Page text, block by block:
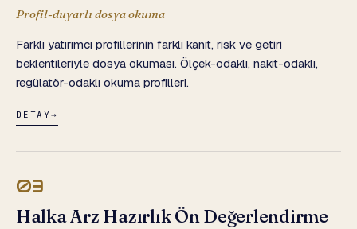
Profil-duyarlı dosya okuma
Farklı yatırımcı profillerinin farklı kanıt, risk ve getiri
beklentileriyle dosya okuması. Ölçek-odaklı, nakit-odaklı,
regülatör-odaklı okuma profilleri.
DETAY→
03
Halka Arz Hazırlık Ön Değerlendirme